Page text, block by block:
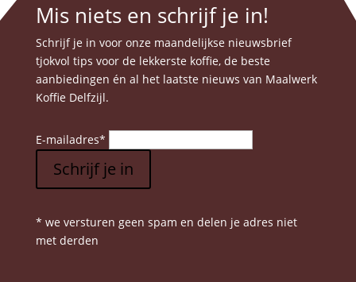
Mis niets en schrijf je in!
Schrijf je in voor onze maandelijkse nieuwsbrief
tjokvol tips voor de lekkerste koffie, de beste
aanbiedingen én al het laatste nieuws van Maalwerk
Koffie Delfzijl.
E-mailadres*
Schrijf je in
* we versturen geen spam en delen je adres niet
met derden